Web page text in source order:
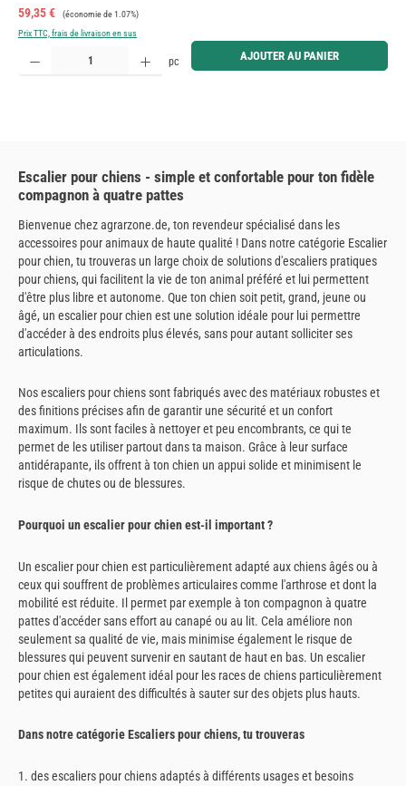
Prix de vente :
59,35 € Prix régulier :
(économie de 1.07%)
Prix TTC, frais de livraison en sus
Quantité de produit : Entrez la quantité souhaitée ou utilisez les boutons pour augmenter ou
pc AJOUTER AU PANIER
Escalier pour chiens - simple et confortable pour ton fidèle
compagnon à quatre pattes
Bienvenue chez agrarzone.de, ton revendeur spécialisé dans les
accessoires pour animaux de haute qualité ! Dans notre catégorie Escalier
pour chien, tu trouveras un large choix de solutions d'escaliers pratiques
pour chiens, qui facilitent la vie de ton animal préféré et lui permettent
d'être plus libre et autonome. Que ton chien soit petit, grand, jeune ou
âgé, un escalier pour chien est une solution idéale pour lui permettre
d'accéder à des endroits plus élevés, sans pour autant solliciter ses
articulations.
Nos escaliers pour chiens sont fabriqués avec des matériaux robustes et
des finitions précises afin de garantir une sécurité et un confort
maximum. Ils sont faciles à nettoyer et peu encombrants, ce qui te
permet de les utiliser partout dans ta maison. Grâce à leur surface
antidérapante, ils offrent à ton chien un appui solide et minimisent le
risque de chutes ou de blessures.
Pourquoi un escalier pour chien est-il important ?
Un escalier pour chien est particulièrement adapté aux chiens âgés ou à
ceux qui souffrent de problèmes articulaires comme l'arthrose et dont la
mobilité est réduite. Il permet par exemple à ton compagnon à quatre
pattes d'accéder sans effort au canapé ou au lit. Cela améliore non
seulement sa qualité de vie, mais minimise également le risque de
blessures qui peuvent survenir en sautant de haut en bas. Un escalier
pour chien est également idéal pour les races de chiens particulièrement
petites qui auraient des difficultés à sauter sur des objets plus hauts.
Dans notre catégorie Escaliers pour chiens, tu trouveras
1. des escaliers pour chiens adaptés à différents usages et besoins